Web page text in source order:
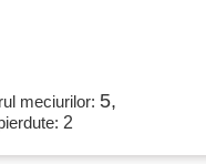
meciurilor: 5,
2